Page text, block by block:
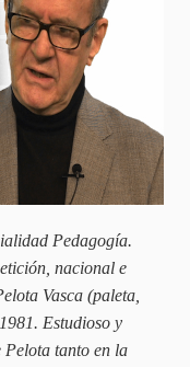
Pedagogía.
nacional e
Vasca (paleta,
Estudioso y
Pelota tanto en la